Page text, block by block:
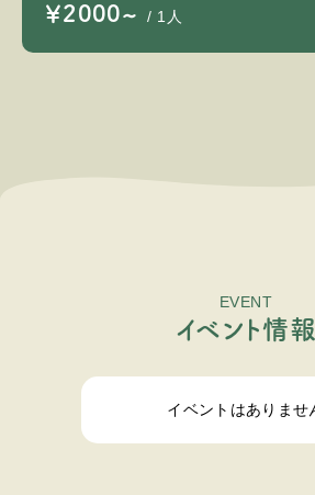
￥2000~ / 1人
EVENT
イベン ト情報
イベントはありませ